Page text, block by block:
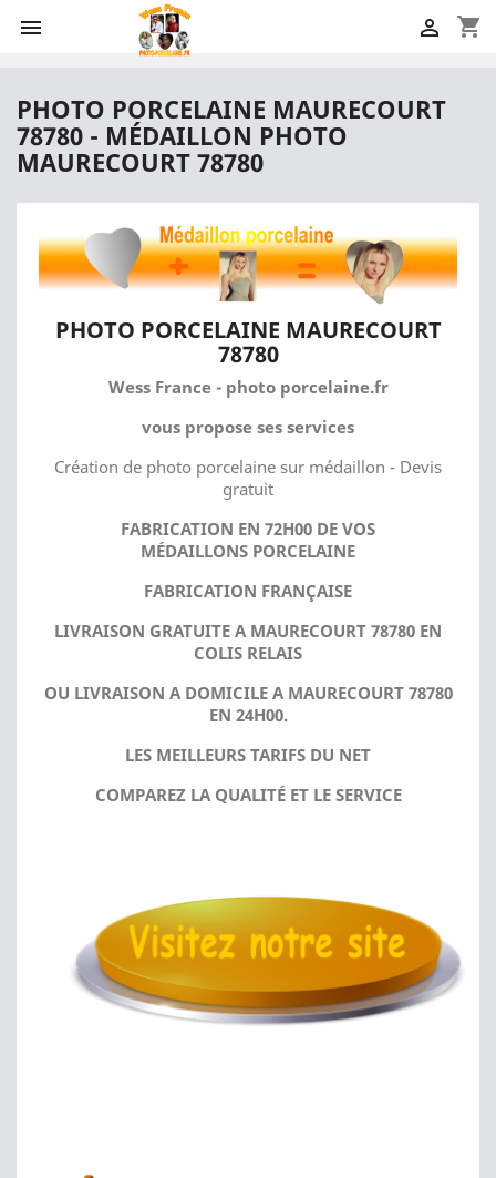
 shopping_cart

PHOTO PORCELAINE MAURECOURT
78780 - MÉDAILLON PHOTO
MAURECOURT 78780
PHOTO PORCELAINE MAURECOURT
78780
Wess France - photo porcelaine.fr
vous propose ses services
Création de photo porcelaine sur médaillon - Devis
gratuit
FABRICATION EN 72H00 DE VOS
MÉDAILLONS PORCELAINE
FABRICATION FRANÇAISE
LIVRAISON GRATUITE A MAURECOURT 78780 EN
COLIS RELAIS
OU LIVRAISON A DOMICILE A MAURECOURT 78780
EN 24H00.
LES MEILLEURS TARIFS DU NET
COMPAREZ LA QUALITÉ ET LE SERVICE